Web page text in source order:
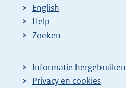
English
Help
Zoeken
Informatie hergebruiken
Privacy en cookies